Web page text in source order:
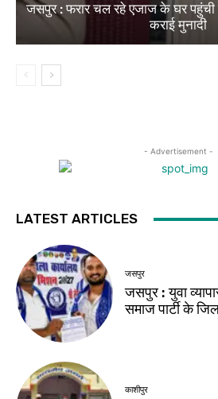
जसपुर : फरार चल रहे एजाज के घर पहुंची
कराई मुनादी
- Advertisement -
LATEST ARTICLES
जसपुर
जसपुर : युवा
समाज पार्टी के
काशीपुर